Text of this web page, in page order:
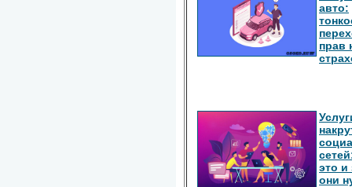
авто:
прав
это и
они